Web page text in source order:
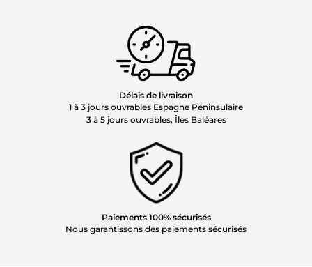
Délais de livraison
1 à 3 jours ouvrables Espagne Péninsulaire
3 à 5 jours ouvrables, Îles Baléares
Paiements 100% sécurisés
Nous garantissons des paiements sécurisés